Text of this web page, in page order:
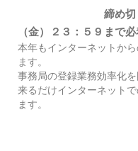
締め切り ２０
（金）２３：５９まで
本年もインターネットか
ます。
事務局の登録業務効率化
来るだけインターネット
ます。